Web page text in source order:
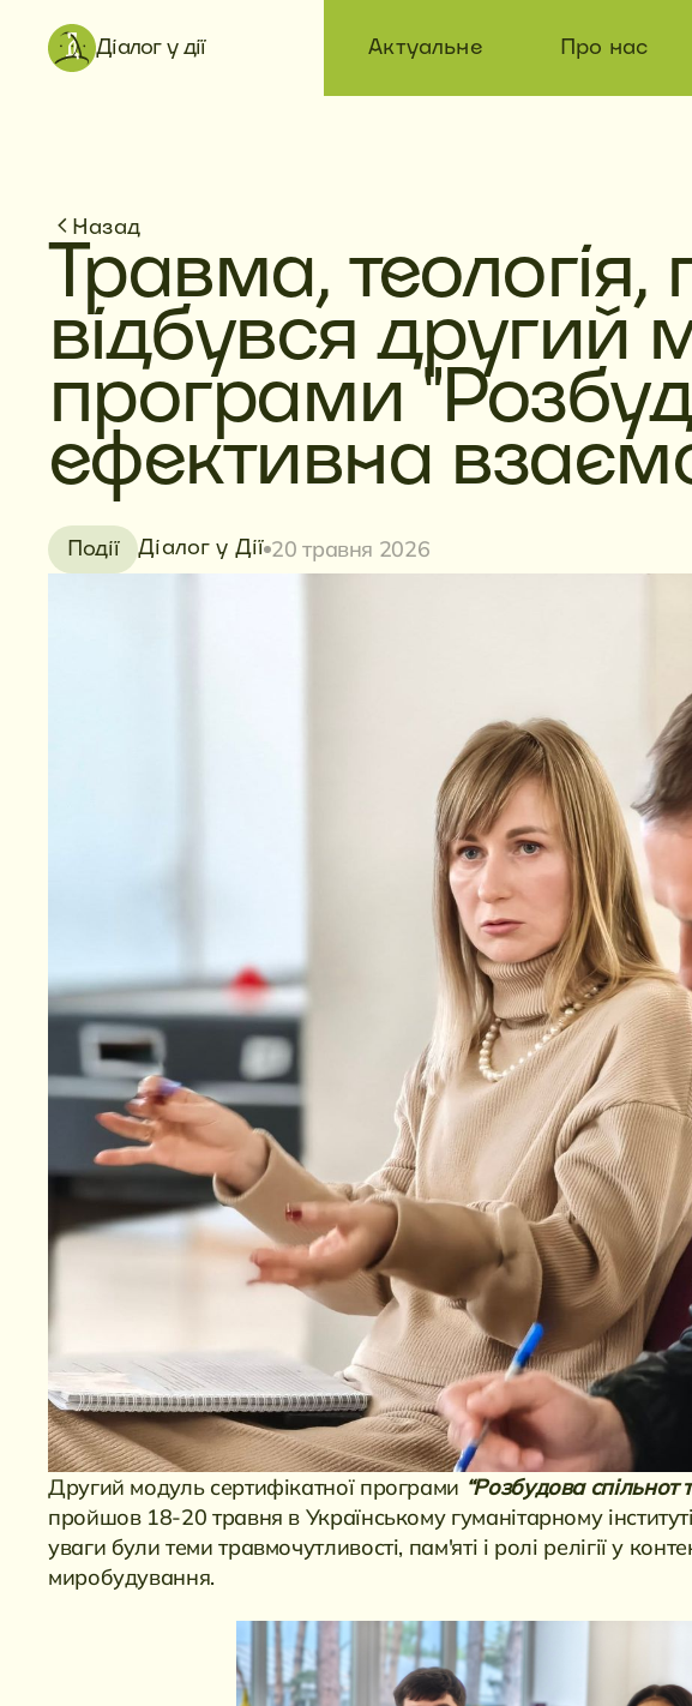
Діалог у дії Актуальне Про нас
Назад
Травма, теологія,
відбувся другий
програми
ефективна
Події Діалог у Дії 20 травня 2026
Другий модуль сертифікатної програми “Розбудова спільнот
пройшов 18-20 травня в Українському гуманітарному
уваги були теми травмочутливості, пам'яті і ролі релігії у
миробудування.